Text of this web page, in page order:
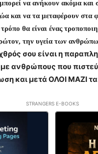
να ανήκουν ακόμα και
και να τα μεταφέρουν στα
θα είναι ένας
την υγεία των
σου είναι η
ανθρώπους που
και μετά ΟΛΟΙ ΜΑΖΙ
STRANGERS E-BOOKS